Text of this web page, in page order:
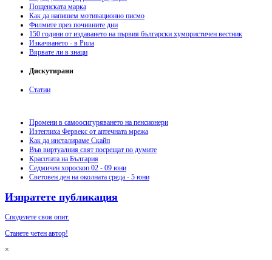
Пощенската марка
Как да напишем мотивационно писмо
Филмите през почивните дни
150 години от издаването на първия български хумористичен вестник
Изкачването - в Рила
Вярвате ли в знаци
Дискутирани
Статии
Промени в самоосигуряването на пенсионери
Изтеглиха Фервекс от аптечната мрежа
Как да инсталираме Скайп
Във виртуалния свят посрещат по думите
Красотата на България
Седмичен хороскоп 02 - 09 юни
Световен ден на околната среда - 5 юни
Изпратете публикация
Споделете своя опит.
Станете четен автор!
×